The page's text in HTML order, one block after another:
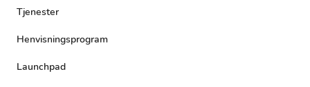
Tjenester
Henvisningsprogram
Launchpad